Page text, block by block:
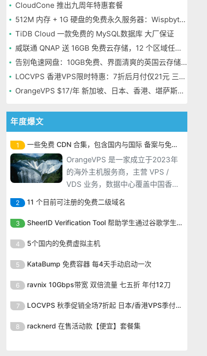
CloudCone 推出九周年特惠套餐
512M 内存 + 1G 硬盘的免费永久服务器：Wispbyte 上手
TiDB Cloud 一款免费的 MySQL数据库 大厂保证
威联通 QNAP 送 16GB 免费云存储，12 个区域任选，邮箱注册即可
告别龟速网盘：10GB免费、界面清爽的英国云存储Icedrive体验
LOCVPS 香港VPS限时特惠：7折后月付仅21元 三网优化BGP线路 可选原生IP
OrangeVPS $17/年 新加坡、日本、香港、堪萨斯机房
年度爆文
1 一些免费 CDN 合集，包含国内与国际 备案与免备案
OrangeVPS 是一家成立于2023年
的海外主机服务商，主营 VPS /
VDS 业务，数据中心覆盖中国香
港、新加坡、日本、美国堪萨斯与
洛杉矶等多个地区。其 VPS 产品基
于 KVM 虚拟化架构，配备 NVMe
国两大系列。亚洲 VPS 月付低至 6
2 11 个目前可注册的免费二级域名
OrangeVPS 是一家成立于2023年
的海外主机服务商，主营 VPS /
VDS 业务，数据中心覆盖中国香
洛杉矶等多个地区。其 VPS 产品基
SSD 固态硬盘，主要分为亚洲和美
国两大系列。亚洲 VPS 月付低至 6
3 SheerID Verification Tool 帮助学生通过谷歌学生计划免费获得 Gemini Advanced
OrangeVPS 是一家成立于2023年
的海外主机服务商，主营 VPS /
VDS 业务，数据中心覆盖中国香
洛杉矶等多个地区。其 VPS 产品基
SSD 固态硬盘，主要分为亚洲和美
国两大系列。亚洲 VPS 月付低至 6
4 5个国内的免费虚拟主机
OrangeVPS 是一家成立于2023年
的海外主机服务商，主营 VPS /
VDS 业务，数据中心覆盖中国香
洛杉矶等多个地区。其 VPS 产品基
SSD 固态硬盘，主要分为亚洲和美
5 KataBump 免费容器 每4天手动启动一次
OrangeVPS 是一家成立于2023年
的海外主机服务商，主营 VPS /
VDS 业务，数据中心覆盖中国香
洛杉矶等多个地区。其 VPS 产品基
6 ravnix 10Gbps带宽 双倍流量 七五折 年付12刀
OrangeVPS 是一家成立于2023年
的海外主机服务商，主营 VPS /
VDS 业务，数据中心覆盖中国香
7 LOCVPS 秋季促销全场7折起 日本/香港VPS季付63元
OrangeVPS 是一家成立于2023年
的海外主机服务商，主营 VPS /
8 racknerd 在售活动款【便宜】套餐集